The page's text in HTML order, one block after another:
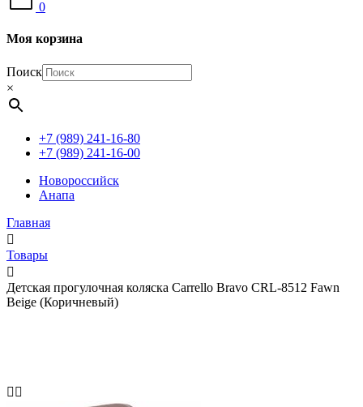
0
Моя корзина
Поиск
×
+7 (989) 241-16-80
+7 (989) 241-16-00
Новороссийск
Анапа
Главная
Товары
Детская прогулочная коляска Carrello Bravo CRL-8512 Fawn
Beige (Коричневый)